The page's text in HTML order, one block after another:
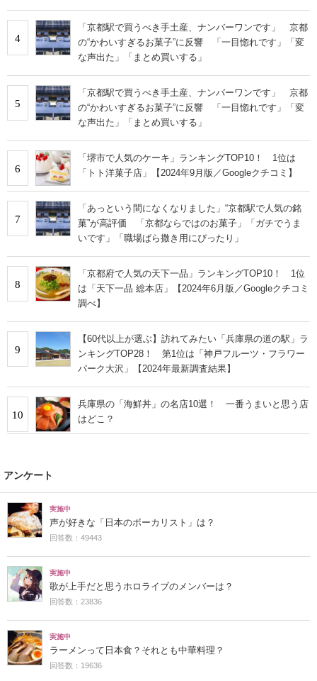
4
「京都駅で買うべき手土産、ナンバーワンです」 京都
の“かわいすぎるお菓子”に反響 「一目惚れです」「変
な声出た」「まとめ買いする」
5
「京都駅で買うべき手土産、ナンバーワンです」 京都
の“かわいすぎるお菓子”に反響 「一目惚れです」「変
な声出た」「まとめ買いする」
6
「堺市で人気のケーキ」ランキングTOP10！ 1位は
「トト洋菓子店」【2024年9月版／Googleクチコミ】
7
「あっという間になくなりました」“京都駅で人気の銘
菓”が高評価 「京都ならではのお菓子」「ガチでうま
いです」「職場ばら撒き用にぴったり」
8
「京都府で人気の天下一品」ランキングTOP10！ 1位
は「天下一品 総本店」【2024年6月版／Googleクチコミ
調べ】
9
【60代以上が選ぶ】訪れてみたい「兵庫県の道の駅」ラ
ンキングTOP28！ 第1位は「神戸フルーツ・フラワー
パーク大沢」【2024年最新調査結果】
10
兵庫県の「海鮮丼」の名店10選！ 一番うまいと思う店
はどこ？
アンケート
実施中
声が好きな「日本のボーカリスト」は？
回答数：49443
実施中
歌が上手だと思うホロライブのメンバーは？
回答数：23836
実施中
ラーメンって日本食？それとも中華料理？
回答数：19636